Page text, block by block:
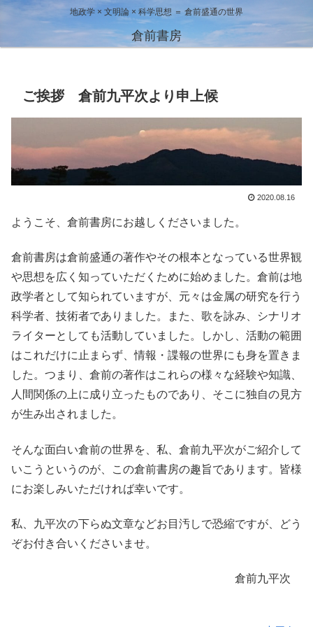
地政学 × 文明論 × 科学思想 ＝ 倉前盛通の世界
倉前書房
ご挨拶 倉前九平次より申上候
2020.08.16
ようこそ、倉前書房にお越しくださいました。
倉前書房は倉前盛通の著作やその根本となっている世界観
や思想を広く知っていただくために始めました。倉前は地
政学者として知られていますが、元々は金属の研究を行う
科学者、技術者でありました。また、歌を詠み、シナリオ
ライターとしても活動していました。しかし、活動の範囲
はこれだけに止まらず、情報・諜報の世界にも身を置きま
した。つまり、倉前の著作はこれらの様々な経験や知識、
人間関係の上に成り立ったものであり、そこに独自の見方
が生み出されました。
そんな面白い倉前の世界を、私、倉前九平次がご紹介して
いこうというのが、この倉前書房の趣旨であります。皆様
にお楽しみいただければ幸いです。
私、九平次の下らぬ文章などお目汚しで恐縮ですが、どう
ぞお付き合いくださいませ。
倉前九平次